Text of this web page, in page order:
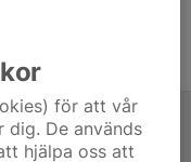
för att vår
De används
hjälpa oss att